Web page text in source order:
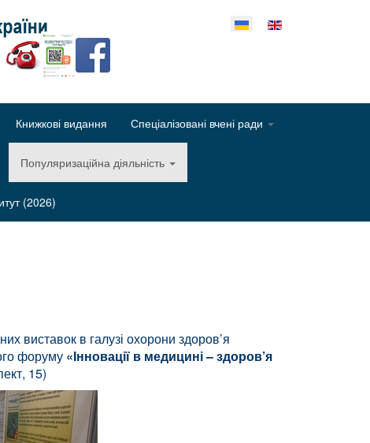
Оберіть свою мову
Книжкові видання Спеціалізовані вчені ради
Популяризаційна діяльність
(2026)
виставок в галузі охорони здоров’я
форуму «Інновації в медицині – здоров’я
15)